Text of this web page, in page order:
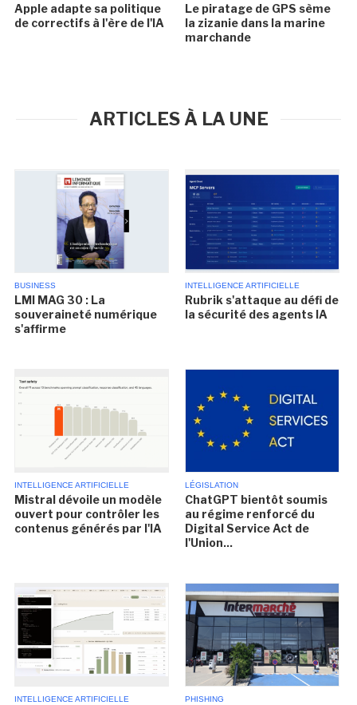
Apple adapte sa politique
de correctifs à l'ère de l'IA
Le piratage de GPS sème
la zizanie dans la marine
marchande
ARTICLES À LA UNE
BUSINESS
LMI MAG 30 : La
souveraineté numérique
s'affirme
INTELLIGENCE ARTIFICIELLE
Rubrik s'attaque au défi de
la sécurité des agents IA
INTELLIGENCE ARTIFICIELLE
Mistral dévoile un modèle
ouvert pour contrôler les
contenus générés par l'IA
LÉGISLATION
ChatGPT bientôt soumis
au régime renforcé du
Digital Service Act de
l'Union...
INTELLIGENCE ARTIFICIELLE PHISHING